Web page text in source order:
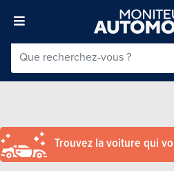
Trouvez la voiture qui